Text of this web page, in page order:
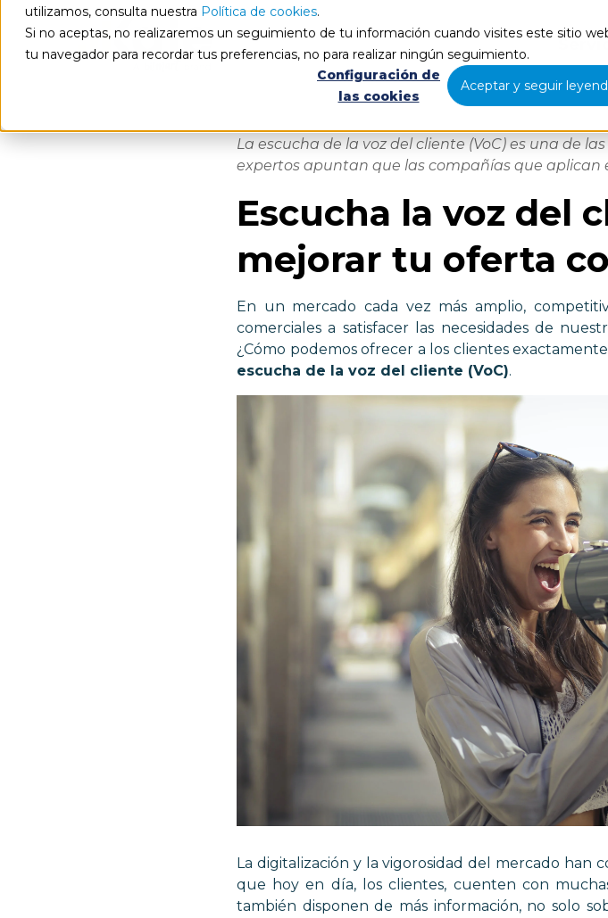
utilizamos, consulta nuestra Política de cookies.
Si no aceptas, no realizaremos un seguimiento de tu información cuando visites este sitio
tu navegador para recordar tus preferencias, no para realizar ningún seguimiento.
Configuración de
las cookies
Aceptar y seguir
La escucha de la voz del cliente (VoC) es una de
expertos apuntan que las compañías que aplican
Escucha la voz del
mejorar tu oferta
En un mercado cada vez más amplio,
comerciales a satisfacer las necesidades de
¿Cómo podemos ofrecer a los clientes
escucha de la voz del cliente (VoC).
La digitalización y la vigorosidad del mercado
que hoy en día, los clientes, cuenten con
también disponen de más información, no solo